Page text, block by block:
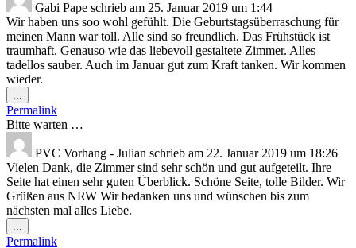
Gabi Pape schrieb am 25. Januar 2019 um 1:44
Wir haben uns soo wohl gefühlt. Die Geburtstagsüberraschung für
meinen Mann war toll. Alle sind so freundlich. Das Frühstück ist
traumhaft. Genauso wie das liebevoll gestaltete Zimmer. Alles
tadellos sauber. Auch im Januar gut zum Kraft tanken. Wir kommen
wieder.
...
Metabox
ein-/ausblenden.
Permalink
Bitte warten …
PVC Vorhang - Julian schrieb am 22. Januar 2019 um 18:26
Vielen Dank, die Zimmer sind sehr schön und gut aufgeteilt. Ihre
Seite hat einen sehr guten Überblick. Schöne Seite, tolle Bilder. Wir
Grüßen aus NRW Wir bedanken uns und wünschen bis zum
nächsten mal alles Liebe.
...
Metabox
Permalink